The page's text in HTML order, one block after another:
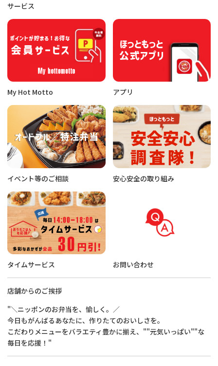
サービス
My Hot Motto アプリ
イベント等のご相談 安心安全の取り組み
タイムサービス お問い合わせ
店舗からのご挨拶
"＼ニッポンのお弁当を、愉しく。／
今日もがんばるあなたに、作りたてのおいしさを。
こだわりメニューをバラエティ豊かに揃え、""元気いっぱい""な
毎日を応援！"